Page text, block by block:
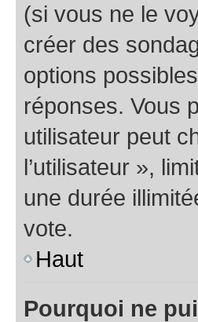
(si vous ne le
créer des
options
réponses. Vous
utilisateur peut
l’utilisateur »,
une durée
vote.
Haut
Pourquoi ne